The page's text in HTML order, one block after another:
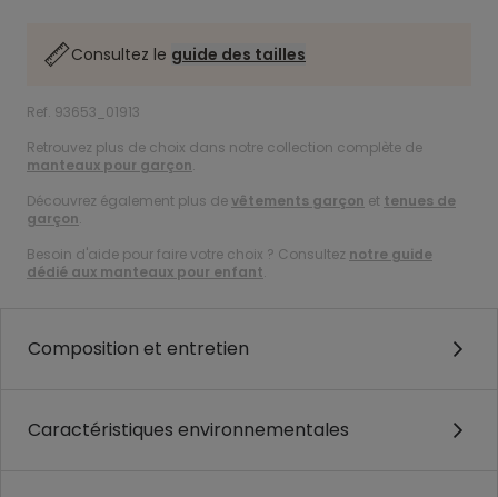
Consultez le guide des tailles
Ref. 93653_01913
Retrouvez plus de choix dans notre collection complète de
manteaux pour garçon.
Découvrez également plus devêtements garçon et tenues de
garçon.
Besoin d'aide pour faire votre choix ? Consultez notre guide
dédié aux manteaux pour enfant.
Composition et entretien
Caractéristiques environnementales